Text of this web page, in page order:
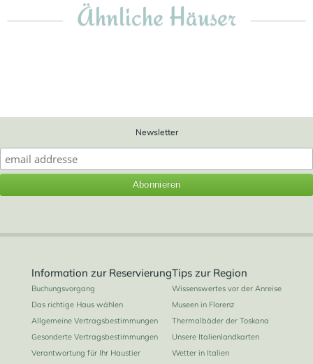
Ähnliche Häuser
Newsletter
Information zur Reservierung
Buchungsvorgang
Das richtige Haus wählen
Allgemeine Vertragsbestimmungen
Gesonderte Vertragsbestimmungen
Verantwortung für Ihr Haustier
Tips zur Region
Wissenswertes vor der Anreise
Museen in Florenz
Thermalbäder der Toskana
Unsere Italienlandkarten
Wetter in Italien